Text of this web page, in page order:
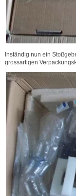
Inständig nun ein
grossartigen